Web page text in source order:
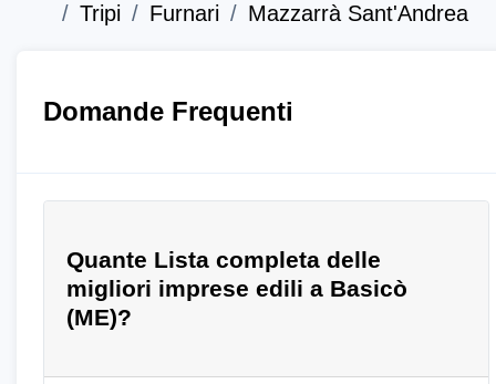
Tripi
Furnari Mazzarrà Sant'Andrea
Domande Frequenti
Quante Lista completa delle
migliori imprese edili a Basicò
(ME)?